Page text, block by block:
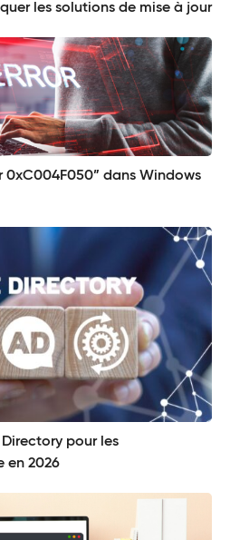
les solutions de mise à jour
0xC004F050” dans Windows
pour les
en 2026